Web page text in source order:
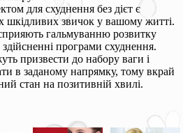
для схуднення без дієт є
шкідливих звичок у вашому житті.
гальмуванню розвитку
програми схуднення.
призвести до набору ваги і
в заданому напрямку, тому вкрай
стан на позитивній хвилі.